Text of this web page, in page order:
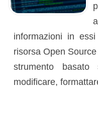
informazioni in
risorsa Open
strumento
modificare,